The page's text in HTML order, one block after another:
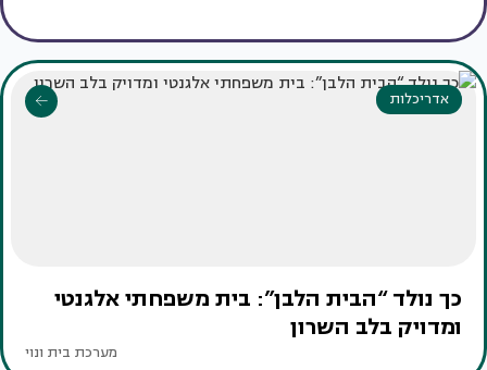
אדריכלות
כך נולד “הבית הלבן”: בית משפחתי אלגנטי
ומדויק בלב השרון
מערכת בית ונוי